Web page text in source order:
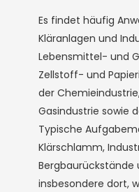
Es findet häufig
Kläranlagen und
Lebensmittel- und
Zellstoff- und
der
Gasindustrie sowie
Typische
Klärschlamm,
insbesondere dort,